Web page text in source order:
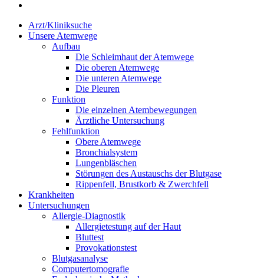
Arzt/Kliniksuche
Unsere Atemwege
Aufbau
Die Schleimhaut der Atemwege
Die oberen Atemwege
Die unteren Atemwege
Die Pleuren
Funktion
Die einzelnen Atembewegungen
Ärztliche Untersuchung
Fehlfunktion
Obere Atemwege
Bronchialsystem
Lungenbläschen
Störungen des Austauschs der Blutgase
Rippenfell, Brustkorb & Zwerchfell
Krankheiten
Untersuchungen
Allergie-Diagnostik
Allergietestung auf der Haut
Bluttest
Provokationstest
Blutgasanalyse
Computertomografie